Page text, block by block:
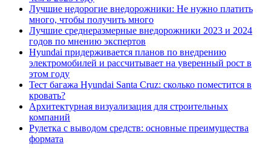
Лучшие недорогие внедорожники: Не нужно платить
много, чтобы получить много
Лучшие среднеразмерные внедорожники 2023 и 2024
годов по мнению экспертов
Hyundai придерживается планов по внедрению
электромобилей и рассчитывает на уверенный рост в
этом году
Тест багажа Hyundai Santa Cruz: сколько поместится в
кровать?
Архитектурная визуализация для строительных
компаний
Рулетка с выводом средств: основные преимущества
формата